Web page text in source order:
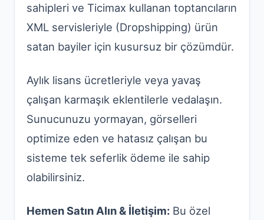
sahipleri ve Ticimax kullanan toptancıların
XML servisleriyle (Dropshipping) ürün
satan bayiler için kusursuz bir çözümdür.
Aylık lisans ücretleriyle veya yavaş
çalışan karmaşık eklentilerle vedalaşın.
Sunucunuzu yormayan, görselleri
optimize eden ve hatasız çalışan bu
sisteme tek seferlik ödeme ile sahip
olabilirsiniz.
Hemen Satın Alın & İletişim: Bu özel